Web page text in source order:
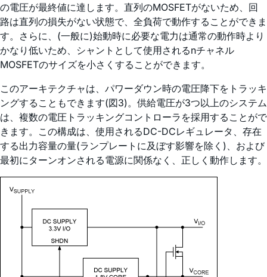
の電圧が最終値に達します。直列のMOSFETがないため、回
路は直列の損失がない状態で、全負荷で動作することができま
す。さらに、(一般に)始動時に必要な電力は通常の動作時より
かなり低いため、シャントとして使用されるnチャネル
MOSFETのサイズを小さくすることができます。
このアーキテクチャは、パワーダウン時の電圧降下をトラッキ
ングすることもできます(図3)。供給電圧が3つ以上のシステム
は、複数の電圧トラッキングコントローラを採用することがで
きます。この構成は、使用されるDC-DCレギュレータ、存在
する出力容量の量(ランプレートに及ぼす影響を除く)、および
最初にターンオンされる電源に関係なく、正しく動作します。